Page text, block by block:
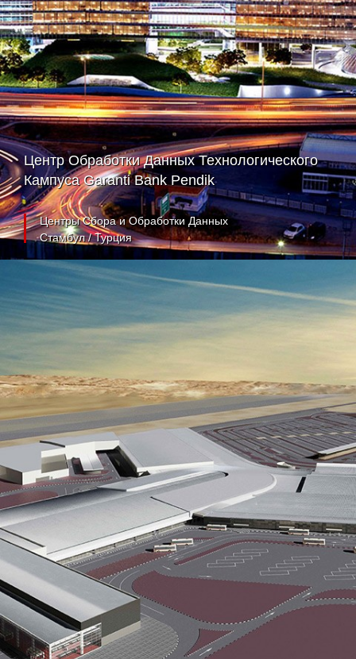
Центр Обработки Данных Технологического
Кампуса Garanti Bank Pendik
Центры Сбора и Обработки Данных
Стамбул / Турция